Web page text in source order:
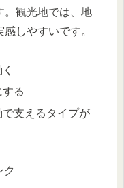
。観光地では、地
しやすいです。
る
支えるタイプが
ク